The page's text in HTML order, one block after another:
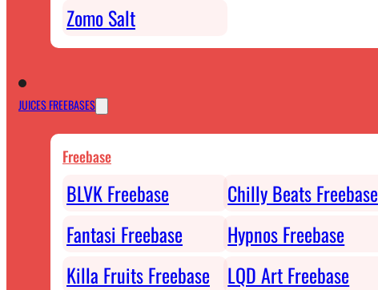
Zomo Salt
JUICES FREEBASES
Freebase
BLVK Freebase Chilly Beats Freebase
Fantasi Freebase
Hypnos Freebase
Killa Fruits Freebase
LQD Art Freebase